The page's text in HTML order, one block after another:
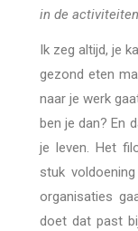
in de
Ik zeg altijd, je
gezond eten
naar je werk
ben je dan? En
je leven. Het
stuk
organisaties
doet dat past